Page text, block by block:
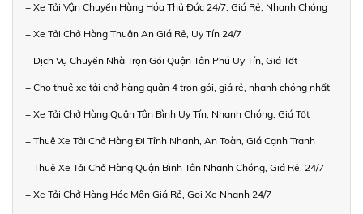
+ Xe Tải Vận Chuyển Hàng Hóa Thủ Đức 24/7, Giá Rẻ, Nhanh Chóng
+ Xe Tải Chở Hàng Thuận An Giá Rẻ, Uy Tín 24/7
+ Dịch Vụ Chuyển Nhà Trọn Gói Quận Tân Phú Uy Tín, Giá Tốt
+ Cho thuê xe tải chở hàng quận 4 trọn gói, giá rẻ, nhanh chóng nhất
+ Xe Tải Chở Hàng Quận Tân Bình Uy Tín, Nhanh Chóng, Giá Tốt
+ Thuê Xe Tải Chở Hàng Đi Tỉnh Nhanh, An Toàn, Giá Cạnh Tranh
+ Thuê Xe Tải Chở Hàng Quận Bình Tân Nhanh Chóng, Giá Rẻ, 24/7
+ Xe Tải Chở Hàng Hóc Môn Giá Rẻ, Gọi Xe Nhanh 24/7